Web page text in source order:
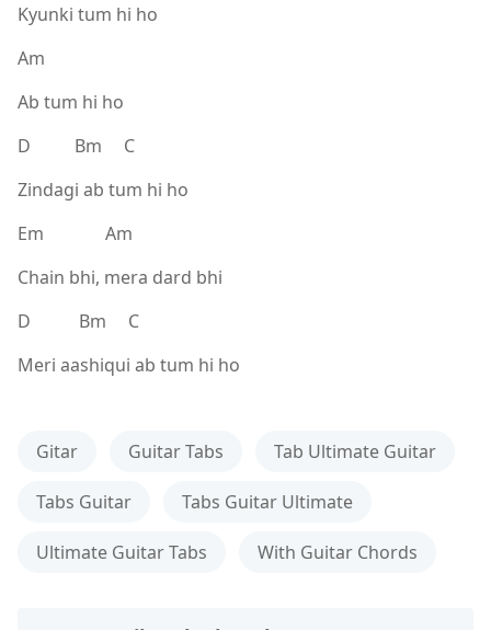
Kyunki tum hi ho
Am
Ab tum hi ho
D Bm C
Zindagi ab tum hi ho
Em Am
Chain bhi, mera dard bhi
D Bm C
Meri aashiqui ab tum hi ho
Gitar Guitar Tabs Tab Ultimate Guitar
Tabs Guitar Tabs Guitar Ultimate
Ultimate Guitar Tabs With Guitar Chords